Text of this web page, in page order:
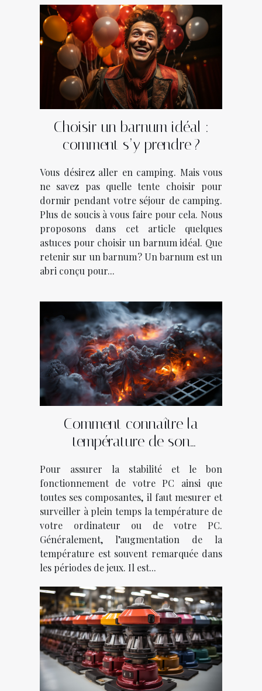
Choisir un barnum idéal :
comment s’y prendre ?
Vous désirez aller en camping. Mais vous
ne savez pas quelle tente choisir pour
dormir pendant votre séjour de camping.
Plus de soucis à vous faire pour cela. Nous
proposons dans cet article quelques
astuces pour choisir un barnum idéal. Que
retenir sur un barnum ? Un barnum est un
abri conçu pour...
Comment connaître la
température de son
Pour assurer la stabilité et le bon
fonctionnement de votre PC ainsi que
toutes ses composantes, il faut mesurer et
surveiller à plein temps la température de
votre ordinateur ou de votre PC.
Généralement, l’augmentation de la
température est souvent remarquée dans
les périodes de jeux. Il est...